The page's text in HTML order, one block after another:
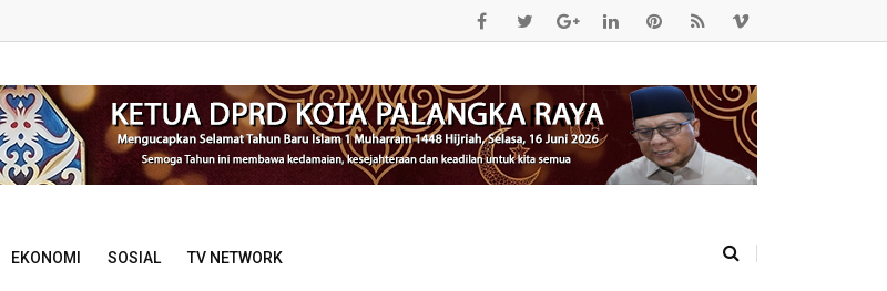
EKONOMI SOSIAL TV NETWORK